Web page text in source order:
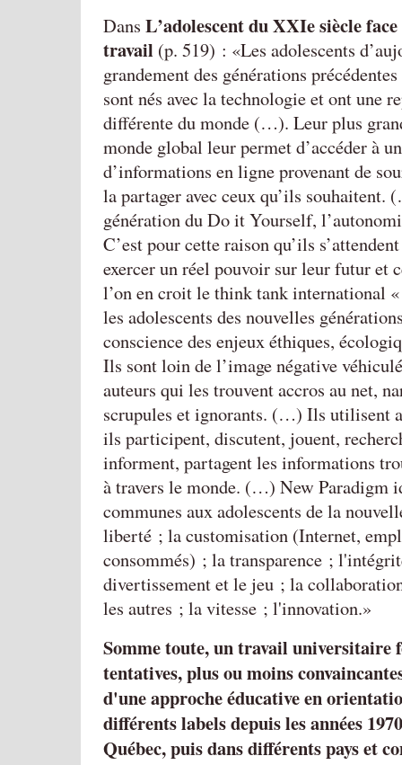
Dans L’adolescent du XXIe siècle
travail (p. 519) :
Les adolescents
grandement des générations
sont nés avec la technologie et ont une
différente du monde (…). Leur plus
monde global leur permet d’accéder à
d’informations en ligne provenant de
la partager avec ceux qu’ils souhaitent.
génération du Do it Yourself,
C’est pour cette raison qu’ils
exercer un réel pouvoir sur leur futur et
l’on en croit le think tank international
les adolescents des nouvelles
conscience des enjeux éthiques,
Ils sont loin de l’image négative
auteurs qui les trouvent accros au net,
scrupules et ignorants. (…) Ils utilisent
ils participent, discutent, jouent,
informent, partagent les informations
à travers le monde. (…) New Paradigm
communes aux adolescents de la
liberté ; la customisation (Internet,
consommés) ; la transparence ;
divertissement et le jeu ; la
les autres ; la vitesse ; l'innovation.
Somme toute, un travail universitaire
tentatives, plus ou moins
d'une approche éducative en
différents labels depuis les années
Québec, puis dans différents pays et